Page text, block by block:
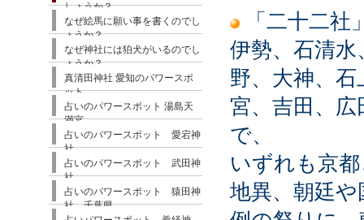
「二十二社
伊勢、石清水
野、大神、
宮、吉田、
で、
いずれも京
地異、朝廷
しょうか？
なぜ絵馬に願い事を書くのでし
ょうか？
なぜ神社には狛犬がいるのでし
ょうか？
真清田神社 愛知のパワースポ
ット
占いのパワースポット 湯島天
満宮
占いのパワースポット 愛宕神
社
占いのパワースポット 武田神
社
占いのパワースポット 猿田神
社 千葉県